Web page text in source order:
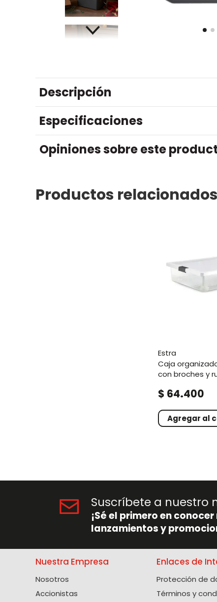
Descripción
Especificaciones
Opiniones sobre este
Productos relacionados
estra
caja organizadora plástica
con broches y
$ 64.400
Agregar al
Suscríbete a nuestro
¡Sé el primero en
lanzamientos y
Nuestra Empresa
Nosotros
Accionistas
Enlaces de
Protección de
Términos y